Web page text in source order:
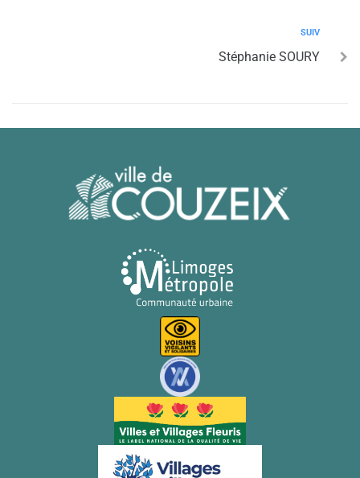
SUIV
Stéphanie SOURY